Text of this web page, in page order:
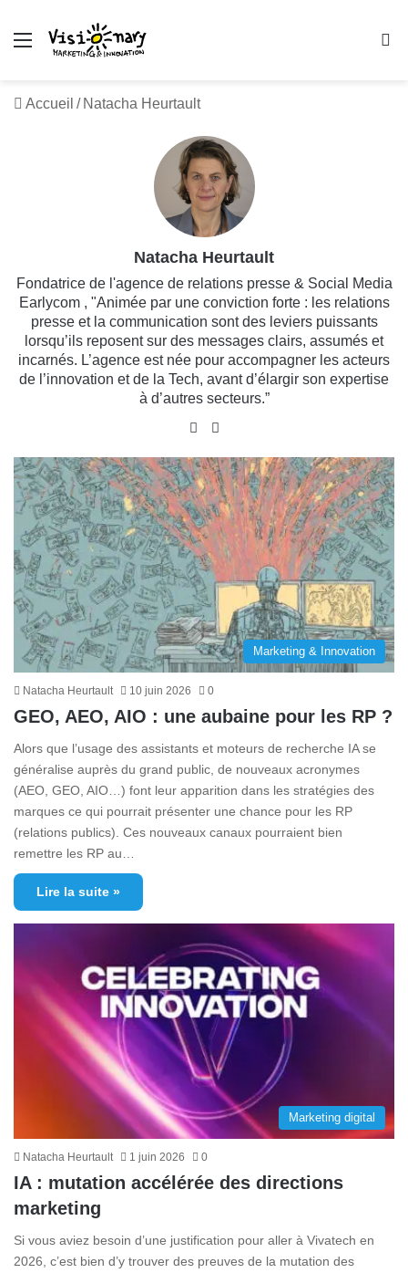
Menu
Accueil / Natacha Heurtault
Natacha Heurtault
Fondatrice de l'agence de relations presse & Social Media
Earlycom , "Animée par une conviction forte : les relations
presse et la communication sont des leviers puissants
lorsqu’ils reposent sur des messages clairs, assumés et
incarnés. L’agence est née pour accompagner les acteurs
de l’innovation et de la Tech, avant d’élargir son expertise
à d’autres secteurs.”
Website
Marketing & Innovation
Natacha Heurtault 10 juin 2026 0
GEO, AEO, AIO : une aubaine pour les RP ?
Alors que l’usage des assistants et moteurs de recherche IA se
généralise auprès du grand public, de nouveaux acronymes
(AEO, GEO, AIO…) font leur apparition dans les stratégies des
marques ce qui pourrait présenter une chance pour les RP
(relations publics). Ces nouveaux canaux pourraient bien
remettre les RP au…
Lire la suite »
Marketing digital
Natacha Heurtault 1 juin 2026 0
IA : mutation accélérée des directions
marketing
Si vous aviez besoin d’une justification pour aller à Vivatech en
2026, c’est bien d’y trouver des preuves de la mutation des